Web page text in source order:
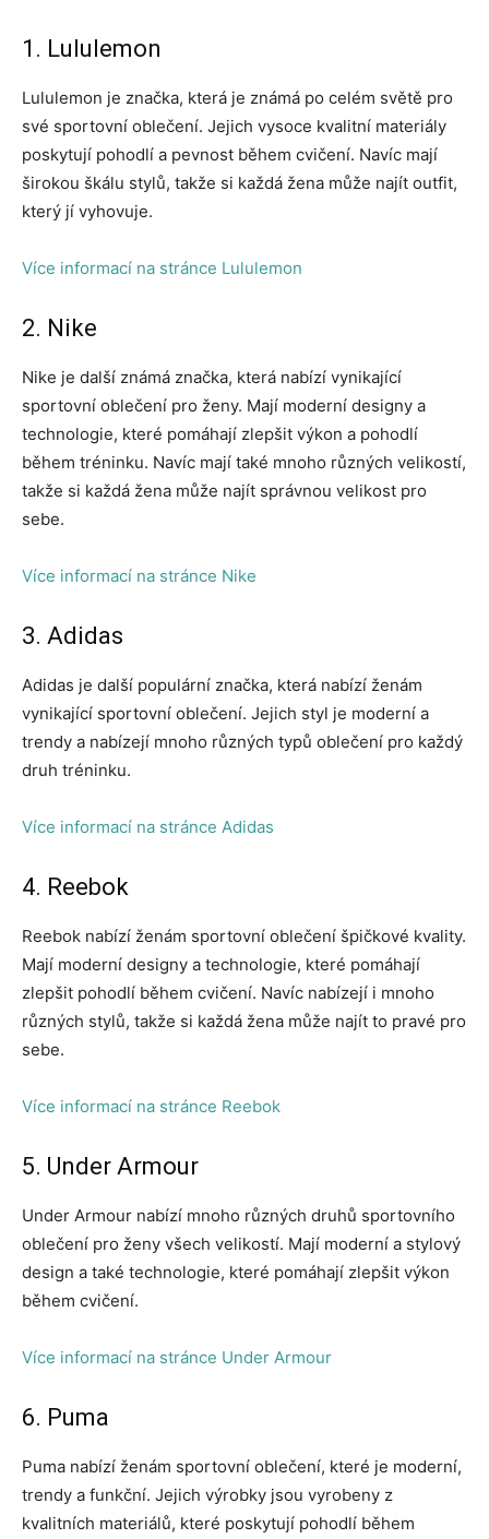
1. Lululemon
Lululemon je značka, která je známá po celém světě pro
své sportovní oblečení. Jejich vysoce kvalitní materiály
poskytují pohodlí a pevnost během cvičení. Navíc mají
širokou škálu stylů, takže si každá žena může najít outfit,
který jí vyhovuje.
Více informací na stránce Lululemon
2. Nike
Nike je další známá značka, která nabízí vynikající
sportovní oblečení pro ženy. Mají moderní designy a
technologie, které pomáhají zlepšit výkon a pohodlí
během tréninku. Navíc mají také mnoho různých velikostí,
takže si každá žena může najít správnou velikost pro
sebe.
Více informací na stránce Nike
3. Adidas
Adidas je další populární značka, která nabízí ženám
vynikající sportovní oblečení. Jejich styl je moderní a
trendy a nabízejí mnoho různých typů oblečení pro každý
druh tréninku.
Více informací na stránce Adidas
4. Reebok
Reebok nabízí ženám sportovní oblečení špičkové kvality.
Mají moderní designy a technologie, které pomáhají
zlepšit pohodlí během cvičení. Navíc nabízejí i mnoho
různých stylů, takže si každá žena může najít to pravé pro
sebe.
Více informací na stránce Reebok
5. Under Armour
Under Armour nabízí mnoho různých druhů sportovního
oblečení pro ženy všech velikostí. Mají moderní a stylový
design a také technologie, které pomáhají zlepšit výkon
během cvičení.
Více informací na stránce Under Armour
6. Puma
Puma nabízí ženám sportovní oblečení, které je moderní,
trendy a funkční. Jejich výrobky jsou vyrobeny z
kvalitních materiálů, které poskytují pohodlí během